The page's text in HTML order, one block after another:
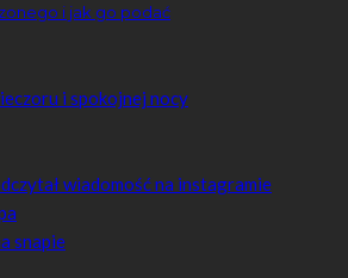
i jak go podać
i spokojnej nocy
wiadomość na instagramie
snapie